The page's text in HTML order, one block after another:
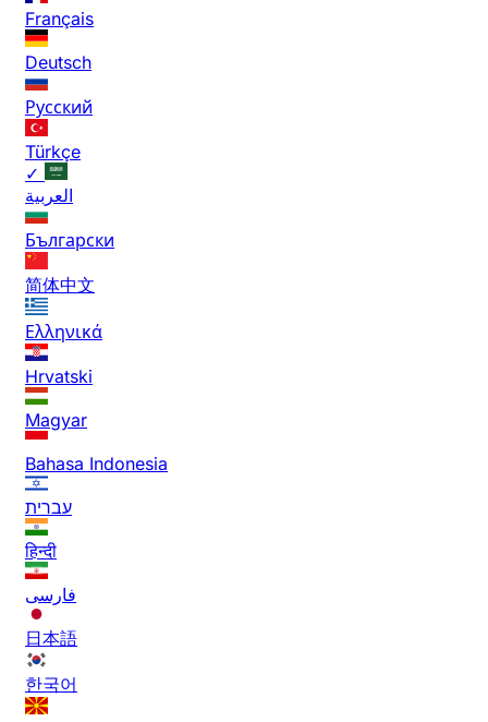
Français
Deutsch
Русский
Türkçe
✓
العربية
Български
简体中文
Ελληνικά
Hrvatski
Magyar
Bahasa Indonesia
עברית
हिन्दी
فارسی
日本語
한국어